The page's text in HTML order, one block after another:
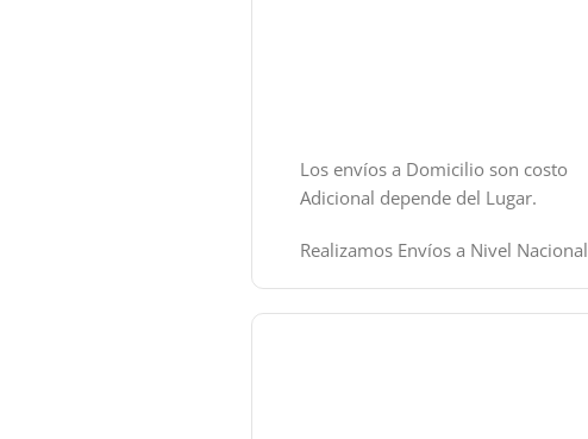
Los envíos a Domicilio son costo
Adicional depende del Lugar.
Realizamos Envíos a Nivel Nacional